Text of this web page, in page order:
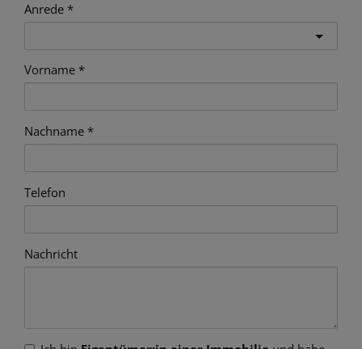
Anrede
Vorname
Nachname
Telefon
Nachricht